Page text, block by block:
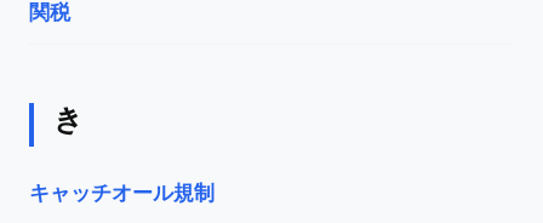
関税
き
キャッチオール規制